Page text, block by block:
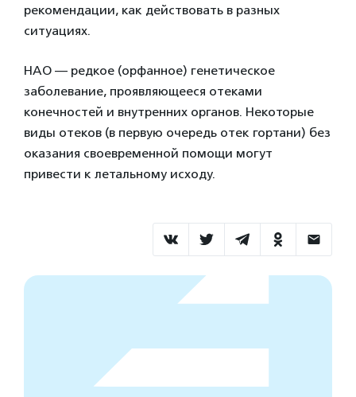
рекомендации, как действовать в разных
ситуациях.
НАО — редкое (орфанное) генетическое
заболевание, проявляющееся отеками
конечностей и внутренних органов. Некоторые
виды отеков (в первую очередь отек гортани) без
оказания своевременной помощи могут
привести к летальному исходу.